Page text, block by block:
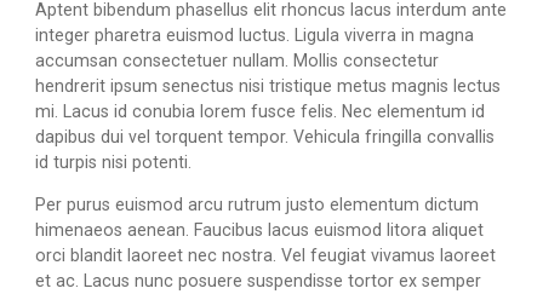
Aptent bibendum phasellus elit rhoncus lacus interdum ante
integer pharetra euismod luctus. Ligula viverra in magna
accumsan consectetuer nullam. Mollis consectetur
hendrerit ipsum senectus nisi tristique metus magnis lectus
mi. Lacus id conubia lorem fusce felis. Nec elementum id
dapibus dui vel torquent tempor. Vehicula fringilla convallis
id turpis nisi potenti.
Per purus euismod arcu rutrum justo elementum dictum
himenaeos aenean. Faucibus lacus euismod litora aliquet
orci blandit laoreet nec nostra. Vel feugiat vivamus laoreet
et ac. Lacus nunc posuere suspendisse tortor ex semper